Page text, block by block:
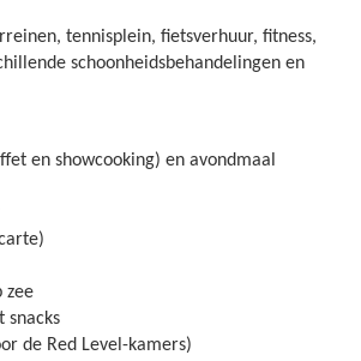
tennisplein, fietsverhuur, fitness,
schoonheidsbehandelingen en
en showcooking) en avondmaal
zee
snacks
de Red Level-kamers)